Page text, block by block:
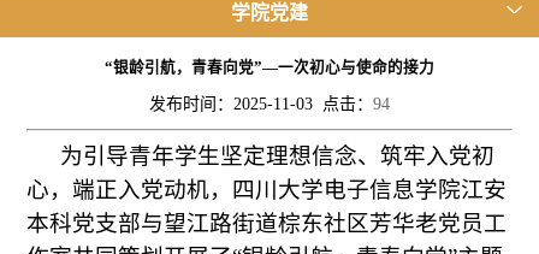
学院党建
“银龄引航，青春向党”—一次初心与使命的接力
发布时间：2025-11-03 点击： 94
为引导青年学生坚定理想信念、筑牢入党初
心，端正入党动机，四川大学电子信息学院江安
本科党支部与望江路街道棕东社区芳华老党员工